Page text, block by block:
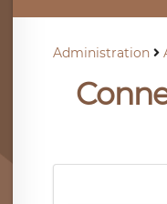
Administration